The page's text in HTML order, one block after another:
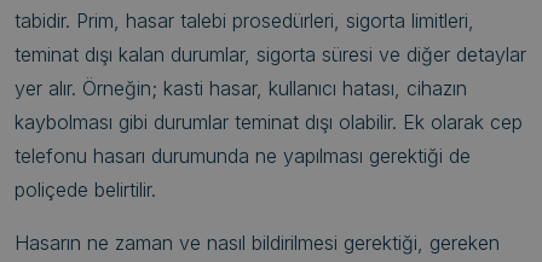
tabidir. Prim, hasar talebi prosedürleri, sigorta limitleri,
teminat dışı kalan durumlar, sigorta süresi ve diğer detaylar
yer alır. Örneğin; kasti hasar, kullanıcı hatası, cihazın
kaybolması gibi durumlar teminat dışı olabilir. Ek olarak cep
telefonu hasarı durumunda ne yapılması gerektiği de
poliçede belirtilir.
Hasarın ne zaman ve nasıl bildirilmesi gerektiği, gereken